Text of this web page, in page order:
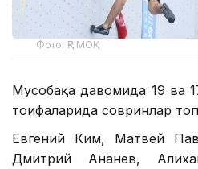
Фото: ҚР МОҚ
Мусобақа давомида 19 ва
тоифаларида совринлар
Евгений Ким, Матвей
Дмитрий Ананев,